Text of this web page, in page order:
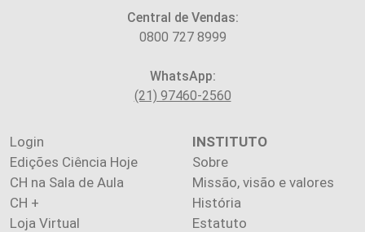
Central de Vendas:
0800 727 8999
WhatsApp:
(21) 97460-2560
Login
Edições Ciência Hoje
CH na Sala de Aula
CH +
Loja Virtual
INSTITUTO
Sobre
Missão, visão e valores
História
Estatuto